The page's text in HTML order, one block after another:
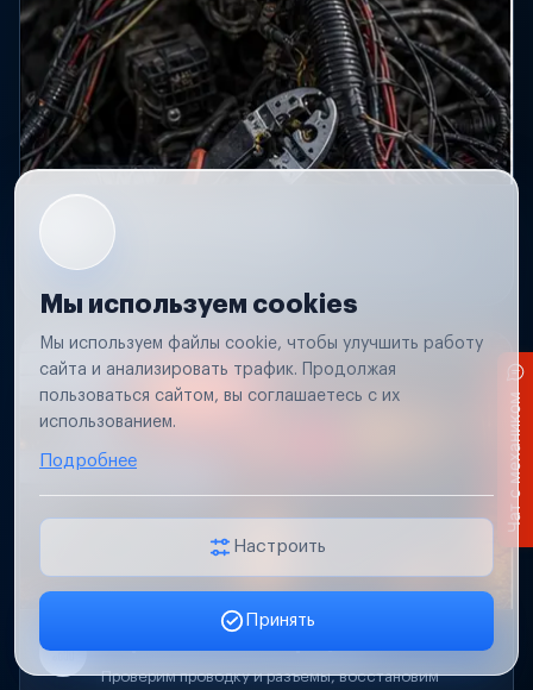
Короткое замыкание
Обнаружим место замыкания, восстановим
Проверим проводку и разъемы, восстановим
Мы используем cookies
Мы используем файлы cookie, чтобы улучшить работу
сайта и анализировать трафик. Продолжая
пользоваться сайтом, вы соглашаетесь с их
использованием.
Подробнее
Настроить
Принять
Заявка онлайн
Чат с механиком